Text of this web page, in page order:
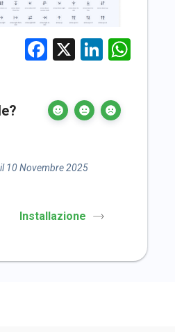
Facebook
X
10 Novembre 2025
Installazione